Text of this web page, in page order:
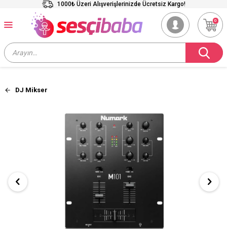
1000₺ Üzeri Alışverişlerinizde Ücretsiz Kargo!
0
DJ Mikser